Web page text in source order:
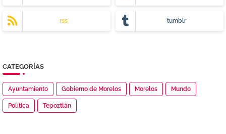
rss tumblr
CATEGORÍAS
Ayuntamiento Gobierno de Morelos Morelos Mundo
Política Tepoztlán